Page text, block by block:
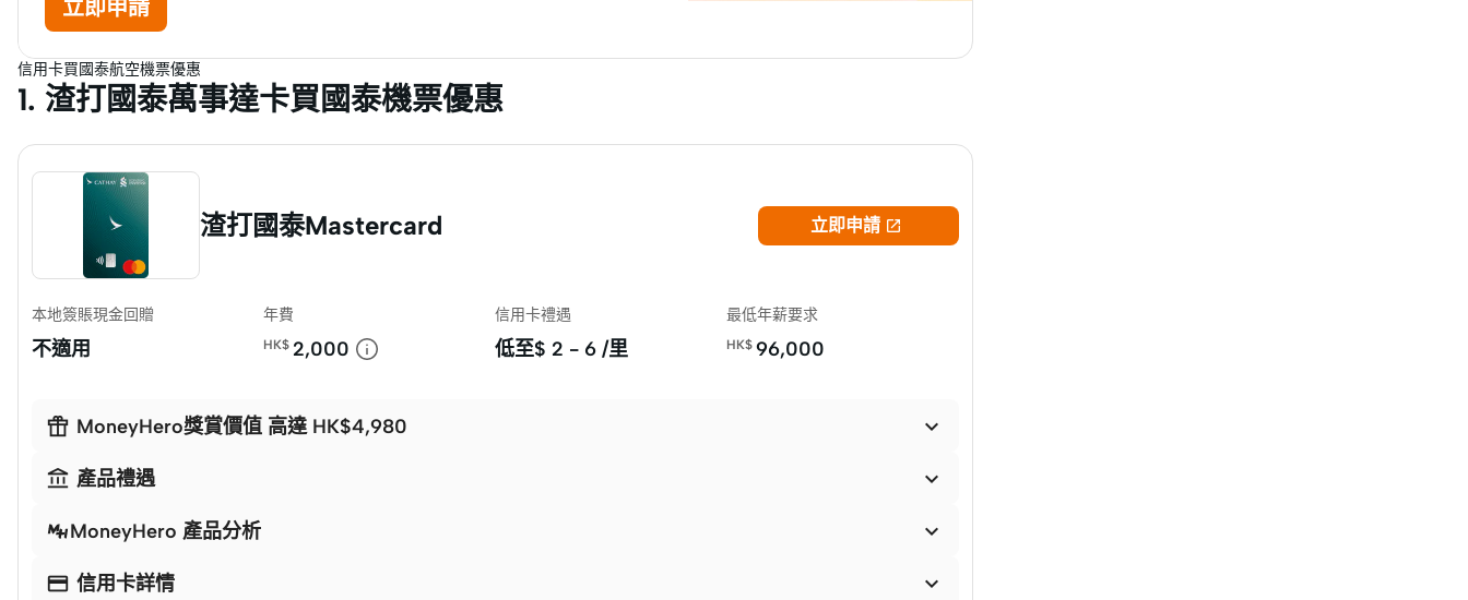
立即申請
信用卡買國泰航空機票優惠
1. 渣打國泰萬事達卡買國泰機票優惠
渣打國泰Mastercard 立即申請 
本地簽賬現金回贈
不適用
年費
HK$ 2,000
信用卡禮遇
低至$ 2 - 6 /里
最低年薪要求
HK$ 96,000
 MoneyHero獎賞價值 高達 HK$4,980 
 產品禮遇 
MoneyHero 產品分析 
 信用卡詳情 